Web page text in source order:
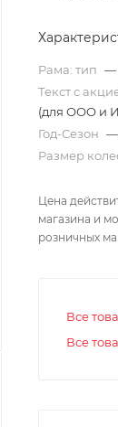
Рама: тип —
Текст с
(для ООО и
Год-Сезон —
Размер
Цена
магазина и
розничных
Все
Все